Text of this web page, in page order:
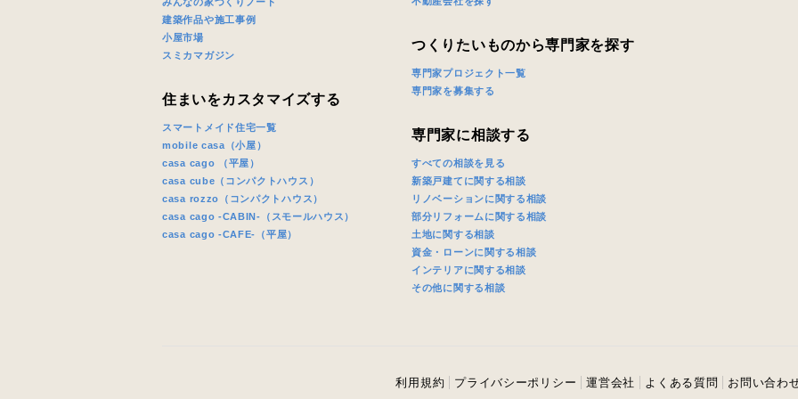
建築作品や施工事例
小屋市場
スミカマガジン
住まいをカスタマイズする
スマートメイド住宅一覧
mobile casa（小屋）
casa cago （平屋）
casa cube（コンパクトハウス）
casa rozzo（コンパクトハウス）
casa cago -CABIN-（スモールハウス）
casa cago -CAFE-（平屋）
つくりたいものから専門家を探す
専門家プロジェクト一覧
専門家を募集する
専門家に相談する
すべての相談を見る
新築戸建てに関する相談
リノベーションに関する相談
部分リフォームに関する相談
土地に関する相談
資金・ローンに関する相談
インテリアに関する相談
その他に関する相談
利用規約 プライバシーポリシー 運営会社 よくある質問 お問い合わ